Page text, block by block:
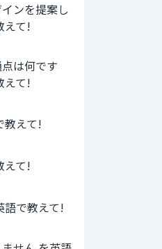
ンを提案し
えて!
は何です
えて!
教えて!
えて!
語で教えて!